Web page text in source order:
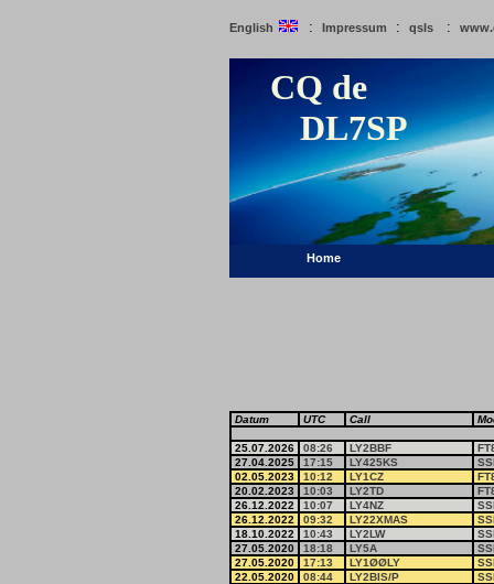
English : Impressum : qsls :
CQ de
DL7SP
Home
Datum UTC Call
25.07.2026 08:26 LY2BBF
27.04.2025
17:15 LY425KS
02.05.2023
10:12 LY1CZ
20.02.2023
10:03 LY2TD
26.12.2022
10:07 LY4NZ
26.12.2022
09:32 LY22XMAS
18.10.2022
10:43 LY2LW
27.05.2020
18:18 LY5A
27.05.2020
17:13 LY1ØØLY
22.05.2020
08:44 LY2BIS/P